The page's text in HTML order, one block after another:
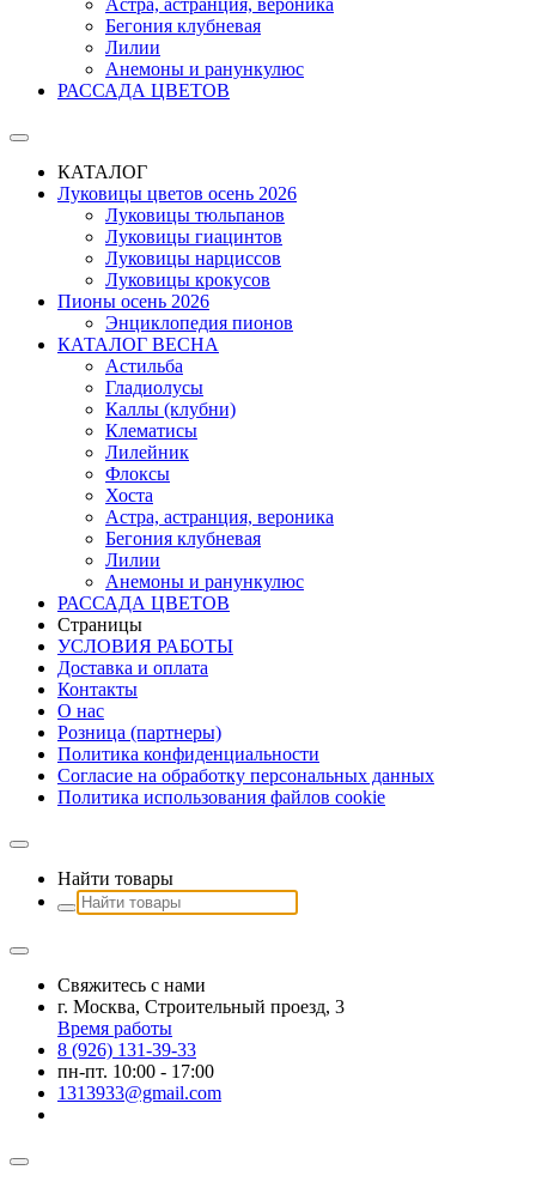
Бегония клубневая
Лилии
Анемоны и ранункулюс
РАССАДА ЦВЕТОВ
КАТАЛОГ
Луковицы цветов осень 2026
Луковицы тюльпанов
Луковицы гиацинтов
Луковицы нарциссов
Луковицы крокусов
Пионы осень 2026
Энциклопедия пионов
КАТАЛОГ ВЕСНА
Астильба
Гладиолусы
Каллы (клубни)
Клематисы
Лилейник
Флоксы
Хоста
Астра, астранция, вероника
Бегония клубневая
Лилии
Анемоны и ранункулюс
РАССАДА ЦВЕТОВ
Страницы
УСЛОВИЯ РАБОТЫ
Доставка и оплата
Контакты
О наc
Розница (партнеры)
Политика конфиденциальности
Согласие на обработку персональных данных
Политика использования файлов сookie
Найти товары
Свяжитесь с нами
г. Москва, Строительный проезд, 3
Время работы
8 (926) 131-39-33
пн-пт. 10:00 - 17:00
1313933@gmail.com